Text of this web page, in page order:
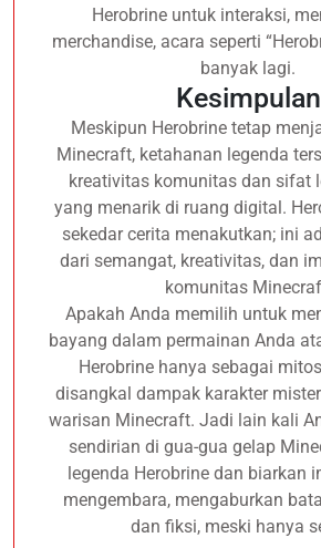
Herobrine untuk interaksi,
merchandise, acara seperti
banyak lagi.
Kesimpulan
Meskipun Herobrine tetap
Minecraft, ketahanan legenda
kreativitas komunitas dan sifat
yang menarik di ruang digital.
sekedar cerita menakutkan; ini
dari semangat, kreativitas, dan
komunitas
Apakah Anda memilih untuk
bayang dalam permainan Anda
Herobrine hanya sebagai
disangkal dampak karakter
warisan Minecraft. Jadi lain kali
sendirian di gua-gua gelap
legenda Herobrine dan biarkan
mengembara, mengaburkan
dan fiksi, meski hanya